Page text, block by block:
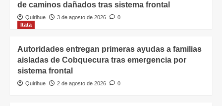
de caminos dañados tras sistema frontal
Quirihue 3 de agosto de 2026
0
Itata
Autoridades entregan primeras ayudas a familias
aisladas de Cobquecura tras emergencia por
sistema frontal
Quirihue 2 de agosto de 2026 0